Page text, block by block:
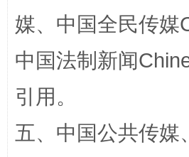
媒、中国全民传媒
中国法制新闻
引用。
五、中国公共传媒